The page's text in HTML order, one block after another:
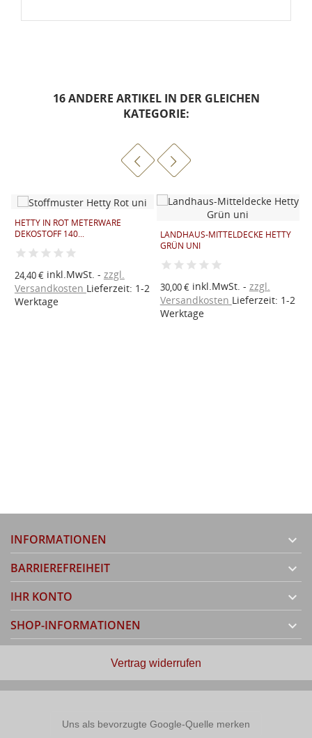
16 ANDERE ARTIKEL IN DER GLEICHEN
KATEGORIE:
HETTY IN ROT METERWARE
DEKOSTOFF 140...
24,40 €inkl.MwSt.
zzgl.
Versandkosten Lieferzeit: 1-2
Werktage
LANDHAUS-MITTELDECKE HETTY
GRÜN UNI
30,00 €inkl.MwSt.
zzgl.
Versandkosten Lieferzeit: 1-2
Werktage
INFORMATIONEN 
BARRIEREFREIHEIT 
IHR KONTO 
SHOP-INFORMATIONEN 
Vertrag widerrufen
Uns als bevorzugte Google-Quelle merken